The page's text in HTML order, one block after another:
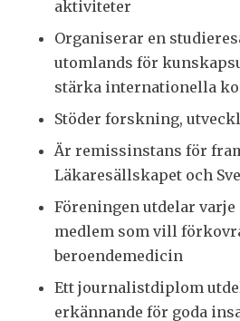
aktiviteter
Organiserar en
utomlands för
stärka internationella
Stöder forskning,
Är remissinstans för
Läkaresällskapet och
Föreningen utdelar
medlem som vill
beroendemedicin
Ett journalistdiplom
erkännande för goda